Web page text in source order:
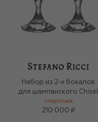
Набор из 2-х бокалов
для шампанского Chisel
ПРЕДОПЛАТА
210 000 ₽